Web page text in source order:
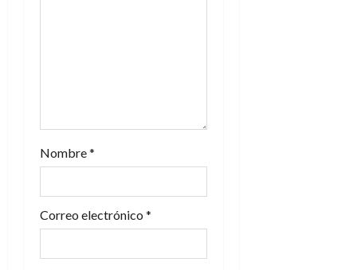
a
d
a
s
Nombre*
Correo electrónico *